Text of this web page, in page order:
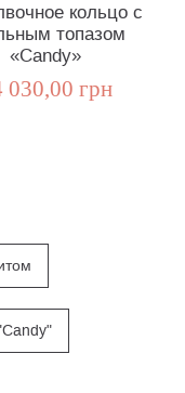
кольцо с
топазом
«Candy»
030,00 грн